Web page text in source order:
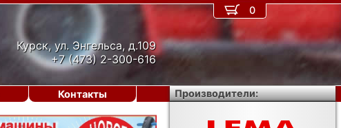
Курск, ул. Энгельса, д.109
+7 (473) 2-300-616
0
Контакты Производители: